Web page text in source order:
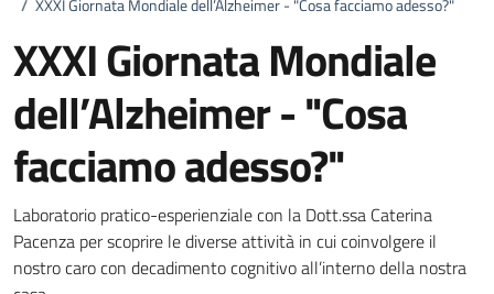
/ XXXI Giornata Mondiale dell’Alzheimer - "Cosa facciamo adesso?"
XXXI Giornata Mondiale
dell’Alzheimer - "Cosa
facciamo adesso?"
Dettagli della notizia
Laboratorio pratico-esperienziale con la Dott.ssa Caterina
Pacenza per scoprire le diverse attività in cui coinvolgere il
nostro caro con decadimento cognitivo all’interno della nostra